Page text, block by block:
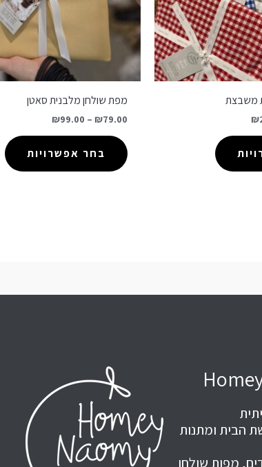
משבצת
₪
מפת שולחן מלבנית סאטן
₪79.00
–
₪99.00
בחר אפשרויות
הבית ומתנות
מפות שולחן